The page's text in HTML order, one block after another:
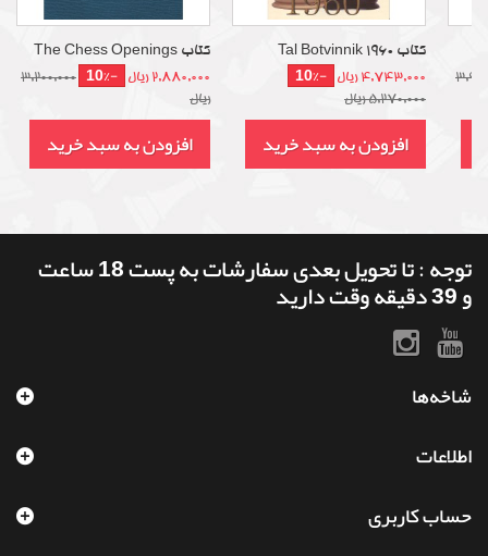
کتاب The Chess Openings
2,880,000 ریال -10%
3,200,000
ریال
افزودن به سبد خرید
کتاب Tal Botvinnik 1960
4,743,000 ریال -10%
5,270,000 ریال
افزودن به سبد خرید
توجه : تا تحویل بعدی سفارشات به پست 18 ساعت
و 39 دقیقه وقت دارید
شاخه‌ها
اطلاعات
حساب کاربری